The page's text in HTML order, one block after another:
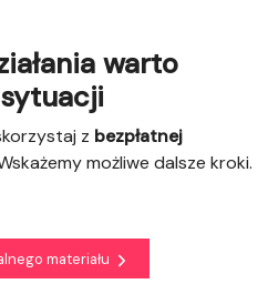
warto
z bezpłatnej
możliwe dalsze kroki.
materiału